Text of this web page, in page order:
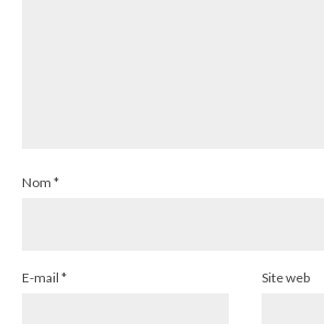
Nom *
E-mail * Site web